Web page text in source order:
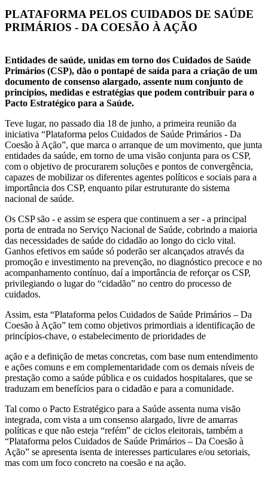
PLATAFORMA PELOS CUIDADOS DE SAÚDE
PRIMÁRIOS - DA COESÃO À AÇÃO
Entidades de saúde, unidas em torno dos Cuidados de Saúde
Primários (CSP), dão o pontapé de saída para a criação de um
documento de consenso alargado, assente num conjunto de
princípios, medidas e estratégias que podem contribuir para o
Pacto Estratégico para a Saúde.
Teve lugar, no passado dia 18 de junho, a primeira reunião da
iniciativa “Plataforma pelos Cuidados de Saúde Primários - Da
Coesão à Ação”, que marca o arranque de um movimento, que junta
entidades da saúde, em torno de uma visão conjunta para os CSP,
com o objetivo de procurarem soluções e pontos de convergência,
capazes de mobilizar os diferentes agentes políticos e sociais para a
importância dos CSP, enquanto pilar estruturante do sistema
nacional de saúde.
Os CSP são - e assim se espera que continuem a ser - a principal
porta de entrada no Serviço Nacional de Saúde, cobrindo a maioria
das necessidades de saúde do cidadão ao longo do ciclo vital.
Ganhos efetivos em saúde só poderão ser alcançados através da
promoção e investimento na prevenção, no diagnóstico precoce e no
acompanhamento contínuo, daí a importância de reforçar os CSP,
privilegiando o lugar do “cidadão” no centro do processo de
cuidados.
Assim, esta “Plataforma pelos Cuidados de Saúde Primários – Da
Coesão à Ação” tem como objetivos primordiais a identificação de
princípios-chave, o estabelecimento de prioridades de
ação e a definição de metas concretas, com base num entendimento
e ações comuns e em complementaridade com os demais níveis de
prestação como a saúde pública e os cuidados hospitalares, que se
traduzam em benefícios para o cidadão e para a comunidade.
Tal como o Pacto Estratégico para a Saúde assenta numa visão
integrada, com vista a um consenso alargado, livre de amarras
políticas e que não esteja “refém” de ciclos eleitorais, também a
“Plataforma pelos Cuidados de Saúde Primários – Da Coesão à
Ação” se apresenta isenta de interesses particulares e/ou setoriais,
mas com um foco concreto na coesão e na ação.